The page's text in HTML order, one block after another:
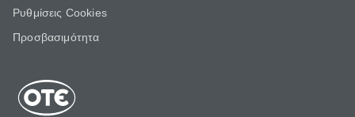
Ρυθμίσεις Cookies
Προσβασιμότητα